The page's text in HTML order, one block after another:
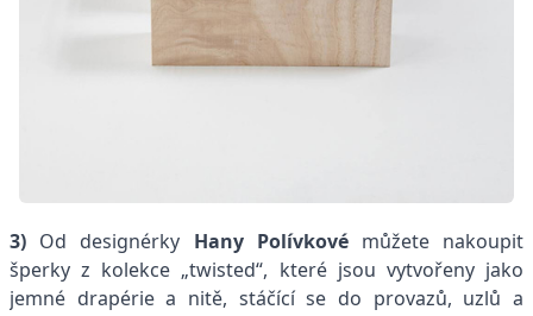
3) Od designérky Hany Polívkovémůžete nakoupit
šperky z kolekce „twisted“, které jsou vytvořeny jako
jemné drapérie a nitě, stáčící se do provazů, uzlů a